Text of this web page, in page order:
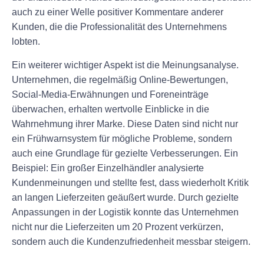
auch zu einer Welle positiver Kommentare anderer
Kunden, die die Professionalität des Unternehmens
lobten.
Ein weiterer wichtiger Aspekt ist die Meinungsanalyse.
Unternehmen, die regelmäßig Online-Bewertungen,
Social-Media-Erwähnungen und Foreneinträge
überwachen, erhalten wertvolle Einblicke in die
Wahrnehmung ihrer Marke. Diese Daten sind nicht nur
ein Frühwarnsystem für mögliche Probleme, sondern
auch eine Grundlage für gezielte Verbesserungen. Ein
Beispiel: Ein großer Einzelhändler analysierte
Kundenmeinungen und stellte fest, dass wiederholt Kritik
an langen Lieferzeiten geäußert wurde. Durch gezielte
Anpassungen in der Logistik konnte das Unternehmen
nicht nur die Lieferzeiten um 20 Prozent verkürzen,
sondern auch die Kundenzufriedenheit messbar steigern.